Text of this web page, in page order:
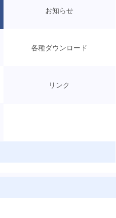
お知らせ
各種ダウンロード
リンク